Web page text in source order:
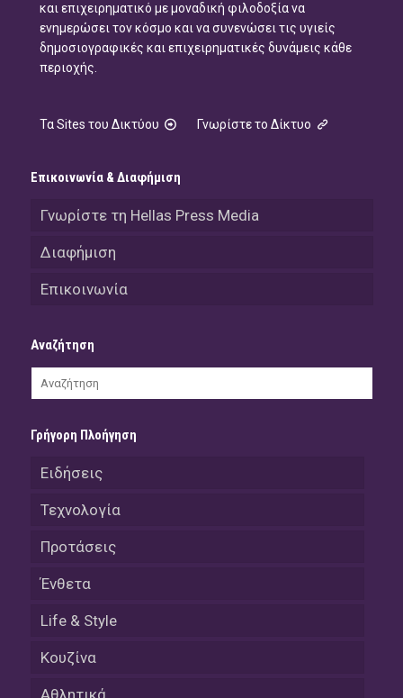
και επιχειρηματικό με μοναδική φιλοδοξία να
ενημερώσει τον κόσμο και να συνενώσει τις υγιείς
δημοσιογραφικές και επιχειρηματικές δυνάμεις κάθε
περιοχής.
Τα Sites του Δικτύου Γνωρίστε το Δίκτυο
Επικοινωνία & Διαφήμιση
Γνωρίστε τη Hellas Press Media
Διαφήμιση
Επικοινωνία
Αναζήτηση
Γρήγορη Πλοήγηση
Ειδήσεις
Τεχνολογία
Προτάσεις
Ένθετα
Life & Style
Κουζίνα